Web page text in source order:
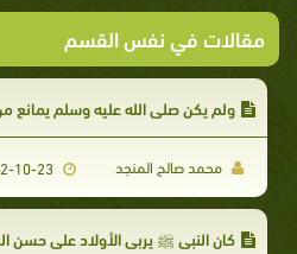
مقالات في نفس القسم
ولم يكن صلى الله عليه وسلم يمانع من
محمد صالح المنجد 2022-10-23
كان النبي ﷺ يربي الأولاد على حسن